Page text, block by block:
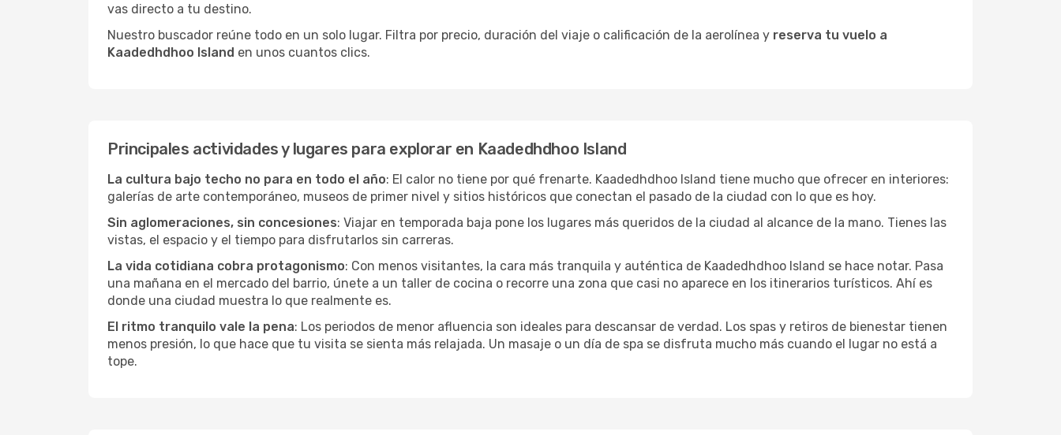
vas directo a tu destino.
Nuestro buscador reúne todo en un solo lugar. Filtra por precio, duración del viaje o calificación de la aerolínea y reserva tu vuelo a
Kaadedhdhoo Island en unos cuantos clics.
Principales actividades y lugares para explorar en Kaadedhdhoo Island
La cultura bajo techo no para en todo el año: El calor no tiene por qué frenarte. Kaadedhdhoo Island tiene mucho que ofrecer en interiores:
galerías de arte contemporáneo, museos de primer nivel y sitios históricos que conectan el pasado de la ciudad con lo que es hoy.
Sin aglomeraciones, sin concesiones: Viajar en temporada baja pone los lugares más queridos de la ciudad al alcance de la mano. Tienes las
vistas, el espacio y el tiempo para disfrutarlos sin carreras.
La vida cotidiana cobra protagonismo: Con menos visitantes, la cara más tranquila y auténtica de Kaadedhdhoo Island se hace notar. Pasa
una mañana en el mercado del barrio, únete a un taller de cocina o recorre una zona que casi no aparece en los itinerarios turísticos. Ahí es
donde una ciudad muestra lo que realmente es.
El ritmo tranquilo vale la pena: Los periodos de menor afluencia son ideales para descansar de verdad. Los spas y retiros de bienestar tienen
menos presión, lo que hace que tu visita se sienta más relajada. Un masaje o un día de spa se disfruta mucho más cuando el lugar no está a
tope.